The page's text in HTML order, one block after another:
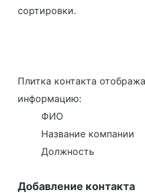
сортировки.
Плитка контакта
информацию:
ФИО
Название компании
Должность
Добавление контакта